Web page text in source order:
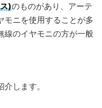
)のものがあり、アーテ
モニを使用することが多
線のイヤモニの方が一般
します。